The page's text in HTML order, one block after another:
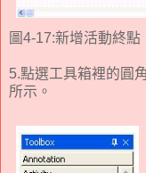
圖4-17:新增活動終點
5.點選工具箱裡的圓
所示。